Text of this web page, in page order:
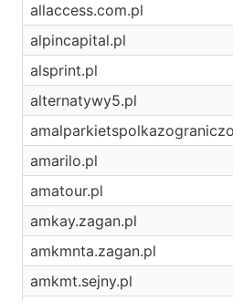
allaccess.com.pl
alpincapital.pl
alsprint.pl
alternatywy5.pl
amarilo.pl
amatour.pl
amkay.zagan.pl
amkmnta.zagan.pl
amkmt.sejny.pl